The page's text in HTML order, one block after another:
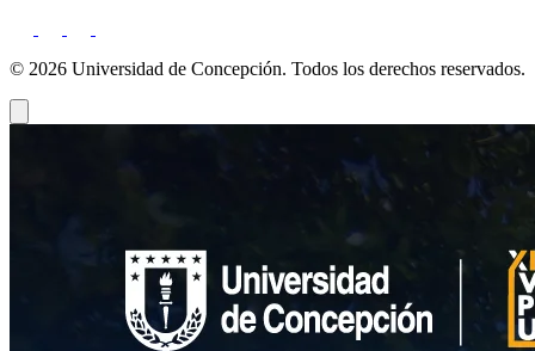
© 2026 Universidad de Concepción. Todos los derechos reservados.